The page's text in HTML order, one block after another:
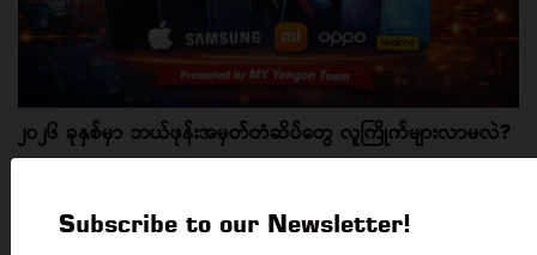
Subscribe to our Newsletter!
၂၀၂၆ ခုနှစ်မှာ ဘယ်ဖုန်းအမှတ်တံဆိပ်တွေ လူကြိုက်များလာမလဲ?
တာ...